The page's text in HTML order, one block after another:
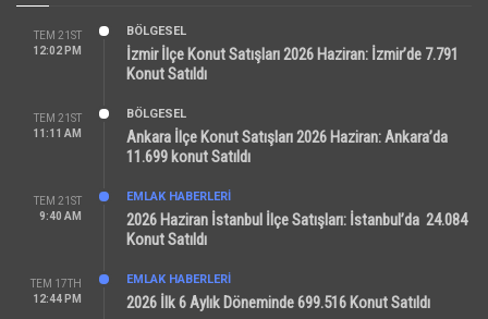
TEM 21ST
12:02 PM
BÖLGESEL
İzmir İlçe Konut Satışları 2026 Haziran: İzmir’de 7.791
Konut Satıldı
TEM 21ST
11:11 AM
BÖLGESEL
Ankara İlçe Konut Satışları 2026 Haziran: Ankara’da
11.699 konut Satıldı
TEM 21ST
9:40 AM
EMLAK HABERLERI
2026 Haziran İstanbul İlçe Satışları: İstanbul’da 24.084
Konut Satıldı
TEM 17TH
12:44 PM
EMLAK HABERLERI
2026 İlk 6 Aylık Döneminde 699.516 Konut Satıldı